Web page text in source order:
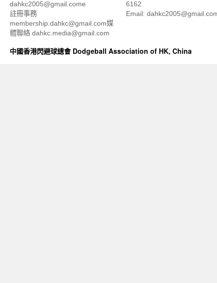
dahkc2005@gmail.come
註冊事務
membership.dahkc@gmail.com媒
體聯絡 dahkc.media@gmail.com
6162
Email:
中國香港閃避球總會 Dodgeball Association of HK, China